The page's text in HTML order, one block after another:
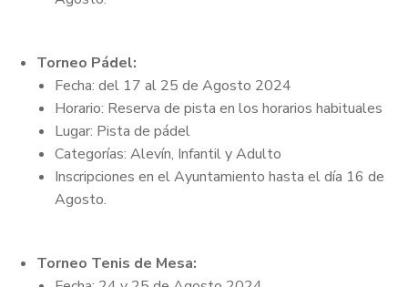
Torneo Pádel:
Fecha: del 17 al 25 de Agosto 2024
Horario: Reserva de pista en los horarios habituales
Lugar: Pista de pádel
Categorías: Alevín, Infantil y Adulto
Inscripciones en el Ayuntamiento hasta el día 16 de
Agosto.
Torneo Tenis de Mesa: